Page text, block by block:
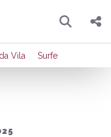
Pesquisar
Compartilhar
Vila Surfe